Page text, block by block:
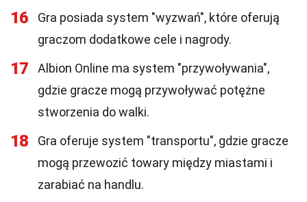
16
Gra posiada system "wyzwań", które oferują
graczom dodatkowe cele i nagrody.
17
Albion Online ma system "przywoływania",
gdzie gracze mogą przywoływać potężne
stworzenia do walki.
18
Gra oferuje system "transportu", gdzie gracze
mogą przewozić towary między miastami i
zarabiać na handlu.